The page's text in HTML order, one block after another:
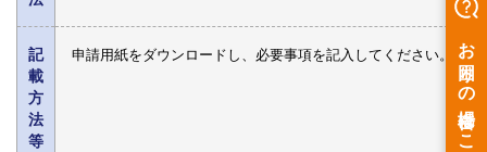
記
載
方
法
等
申請用紙をダウンロードし、必要事項を記入してください。